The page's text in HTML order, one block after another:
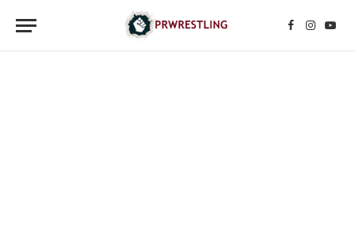
Facebook